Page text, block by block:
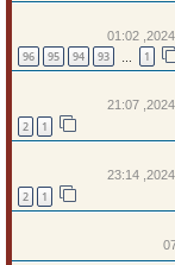
93
94
95
96
2
2